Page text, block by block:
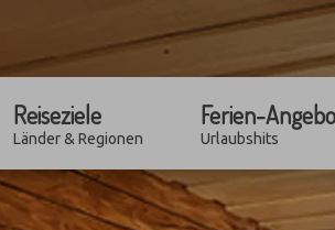
Reiseziele
Länder & Regionen
Ferien-
Urlaubshits